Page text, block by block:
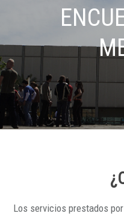
Los servicios prestados